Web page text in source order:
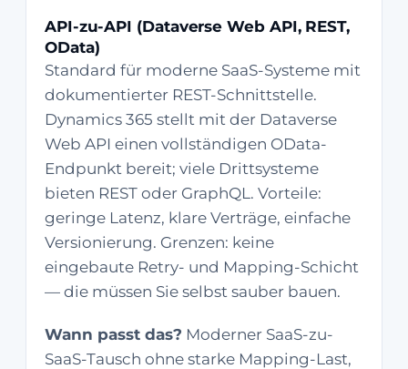
API-zu-API (Dataverse Web API, REST,
OData)
Standard für moderne SaaS-Systeme mit
dokumentierter REST-Schnittstelle.
Dynamics 365 stellt mit der Dataverse
Web API einen vollständigen OData-
Endpunkt bereit; viele Drittsysteme
bieten REST oder GraphQL. Vorteile:
geringe Latenz, klare Verträge, einfache
Versionierung. Grenzen: keine
eingebaute Retry- und Mapping-Schicht
— die müssen Sie selbst sauber bauen.
Wann passt das? Moderner SaaS-zu-
SaaS-Tausch ohne starke Mapping-Last,